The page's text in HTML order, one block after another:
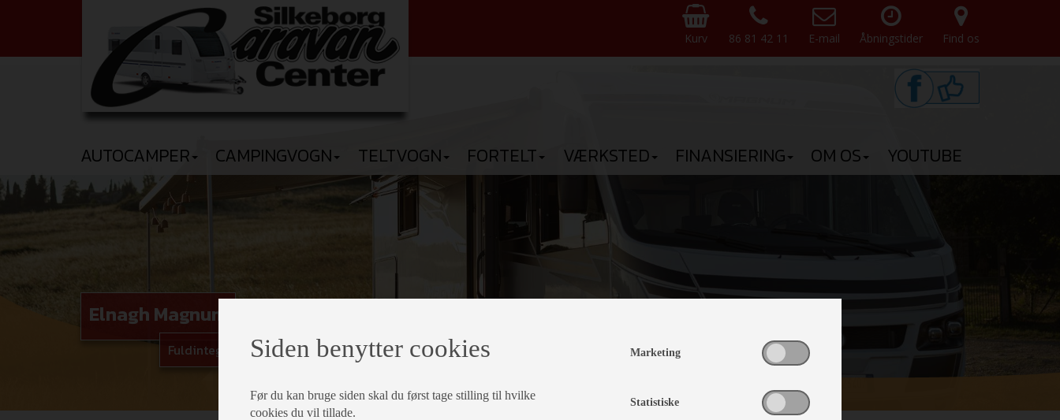
Kurv 86 81 42 11 E-mail Åbningstider Find os
AUTOCAMPER CAMPINGVOGN TELTVOGN FORTELT VÆRKSTED FINANSIERING OM OS YOUTUBE
Elnagh Magnum
Fuldintegreret luksusSiden benytter cookies
Før du kan bruge siden skal du først tage stilling til hvilke
cookies du vil tillade.
Marketing
Statistiske